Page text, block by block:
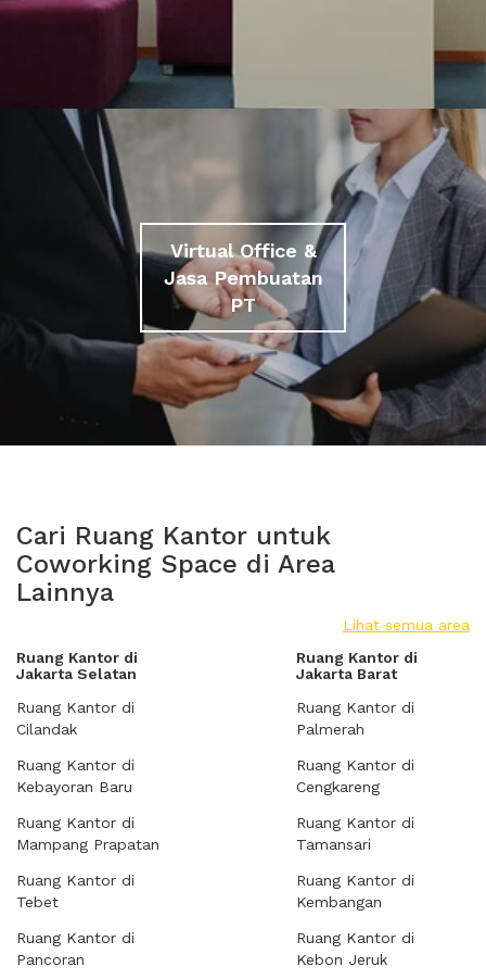
Virtual Office &
Jasa Pembuatan
PT
Cari Ruang Kantor untuk
Coworking Space di Area
Lainnya
Lihat semua area
Ruang Kantor di
Jakarta Selatan
Ruang Kantor di
Cilandak
Ruang Kantor di
Kebayoran Baru
Ruang Kantor di
Mampang Prapatan
Ruang Kantor di
Tebet
Ruang Kantor di
Pancoran
Ruang Kantor di
Jakarta Barat
Ruang Kantor di
Palmerah
Ruang Kantor di
Cengkareng
Ruang Kantor di
Tamansari
Ruang Kantor di
Kembangan
Ruang Kantor di
Kebon Jeruk